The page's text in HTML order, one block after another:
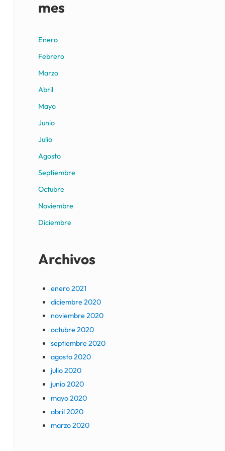
mes
Enero
Febrero
Marzo
Abril
Mayo
Junio
Julio
Agosto
Septiembre
Octubre
Noviembre
Diciembre
Archivos
enero 2021
diciembre 2020
noviembre 2020
octubre 2020
septiembre 2020
agosto 2020
julio 2020
junio 2020
mayo 2020
abril 2020
marzo 2020